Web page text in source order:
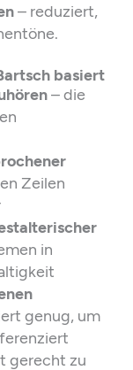
– reduziert,
basiert
– die
Zeilen
in
genug, um
gerecht zu